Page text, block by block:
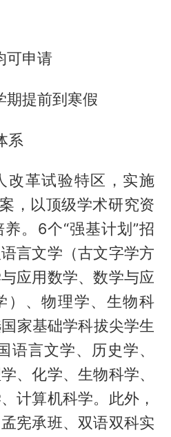
可申请
期提前到寒假
系
改革试验特区，实施
，以顶级学术研究资
。6个“强基计划”招
言文学（古文字学方
应用数学、数学与应
）、物理学、生物科
家基础学科拔尖学生
语言文学、历史学、
、化学、生物科学、
计算机科学。此外，
宪承班、双语双科实